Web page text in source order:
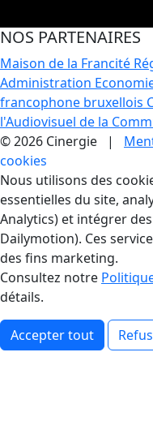
NOS PARTENAIRES
Maison de la Francité
Administration
francophone bruxellois
l'Audiovisuel de la
© 2026 Cinergie |
cookies
Gestion des
Nous utilisons des
essentielles du site,
Analytics) et intégrer
Dailymotion). Ces
des fins marketing.
Consultez notre
détails.
Accepter tout